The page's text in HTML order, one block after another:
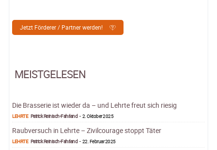
Jetzt Förderer / Partner werden!
MEISTGELESEN
Die Brasserie ist wieder da – und Lehrte freut sich riesig
LEHRTE Patrick Reinisch-Fahrland - 2. Oktober 2025
Raubversuch in Lehrte – Zivilcourage stoppt Täter
LEHRTE Patrick Reinisch-Fahrland - 22. Februar 2025